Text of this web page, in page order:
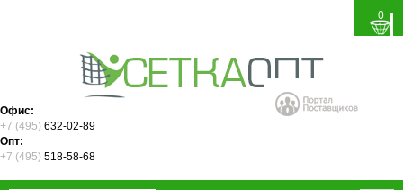
0
Офис:
+7 (495) 632-02-89
Опт:
+7 (495) 518-58-68